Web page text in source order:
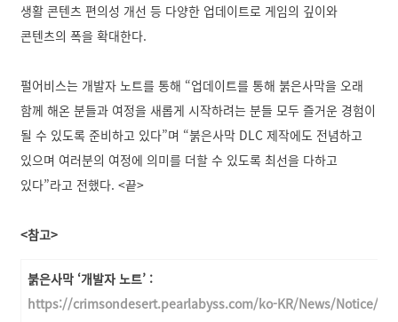
생활 콘텐츠 편의성 개선 등 다양한 업데이트로 게임의 깊이와
콘텐츠의 폭을 확대한다.
펄어비스는 개발자 노트를 통해 “업데이트를 통해 붉은사막을 오래
함께 해온 분들과 여정을 새롭게 시작하려는 분들 모두 즐거운 경험이
될 수 있도록 준비하고 있다”며 “붉은사막 DLC 제작에도 전념하고
있으며 여러분의 여정에 의미를 더할 수 있도록 최선을 다하고
있다”라고 전했다. <끝>
<참고>
붉은사막 ‘개발자 노트’ :
https://crimsondesert.pearlabyss.com/ko-KR/News/Notice/